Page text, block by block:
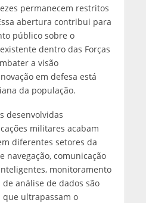
permanecem restritos
abertura contribui para
público sobre o
dentro das Forças
a visão
em defesa está
da população.
desenvolvidas
militares acabam
diferentes setores da
navegação, comunicação
monitoramento
análise de dados são
que ultrapassam o